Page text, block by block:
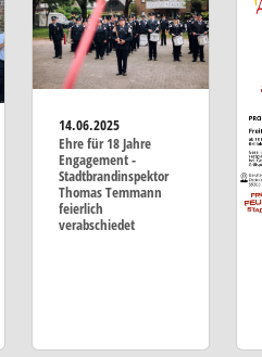
14.06.2025
Ehre für 18 Jahre
Engagement -
Stadtbrandinspektor
Thomas Temmann
feierlich
verabschiedet